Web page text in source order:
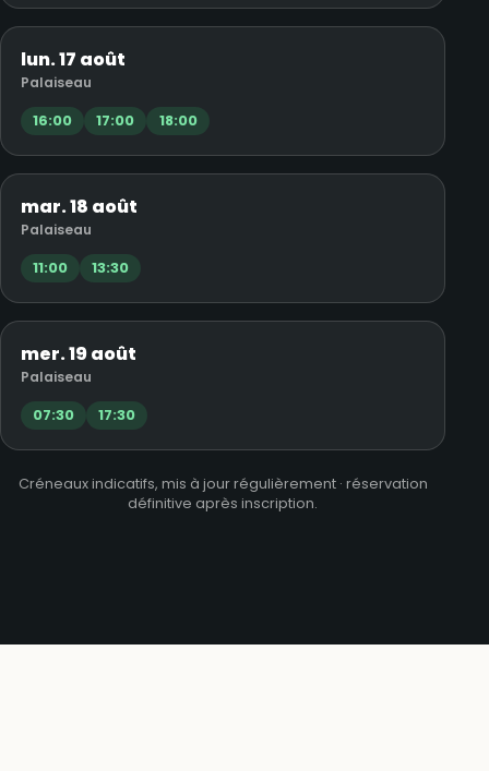
lun. 17 août
Palaiseau
16:00 17:00 18:00
mar. 18 août
Palaiseau
11:00 13:30
mer. 19 août
Palaiseau
07:30 17:30
Créneaux indicatifs, mis à jour régulièrement · réservation
définitive après inscription.